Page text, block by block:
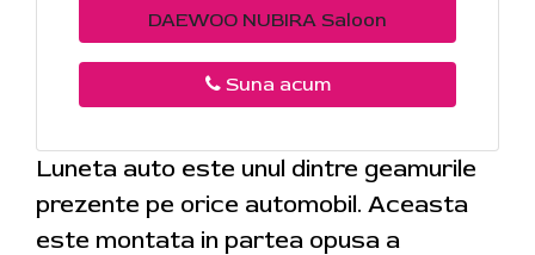
DAEWOO NUBIRA Saloon
Suna acum
Luneta auto este unul dintre geamurile
prezente pe orice automobil. Aceasta
este montata in partea opusa a